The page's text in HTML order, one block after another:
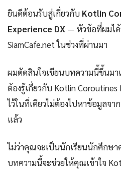
ยินดีต้อนรับสู่เกี่ยวกับ Kotlin
Experience DX — หัวข้อที่ผมไ
SiamCafe.net ในช่วงที่ผ่านมา
ผมตัดสินใจเขียนบทความนี้ขึ้นม
ต้องรู้เกี่ยวกับ Kotlin Coroutines
ไว้ในที่เดียวไม่ต้องไปหาข้อมูลจ
แล้ว
ไม่ว่าคุณจะเป็นนักเรียนนักศึกษ
บทความนี้จะช่วยให้คุณเข้าใจ